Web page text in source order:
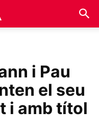
i Pau
el seu
i amb títol